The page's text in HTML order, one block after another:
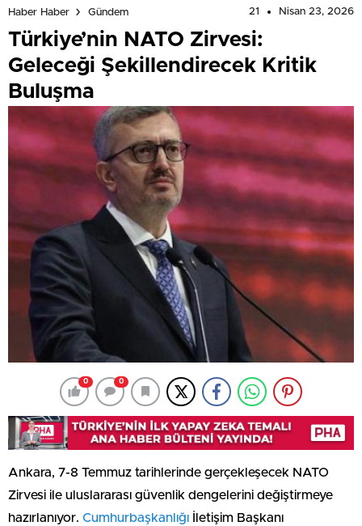
Haber Haber Gündem 21 Nisan 23, 2026
Türkiye’nin NATO Zirvesi:
Geleceği Şekillendirecek Kritik
Buluşma
0 0
Ankara, 7-8 Temmuz tarihlerinde gerçekleşecek NATO
Zirvesi ile uluslararası güvenlik dengelerini değiştirmeye
hazırlanıyor. Cumhurbaşkanlığı İletişim Başkanı